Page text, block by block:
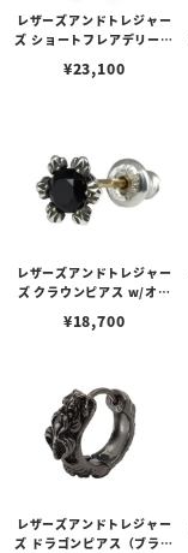
レザーズアンドトレジャー
ズ ショートフレアデリーフ
¥23,100
レザーズアンドトレジャー
ズ クラウンピアス w/オニ
¥18,700
レザーズアンドトレジャー
ズ ドラゴンピアス（ブラッ